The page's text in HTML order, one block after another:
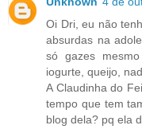
Oi Dri, eu não
absurdas na
só gazes
iogurte, queijo,
A Claudinha do
tempo que tem
blog dela? pq ela